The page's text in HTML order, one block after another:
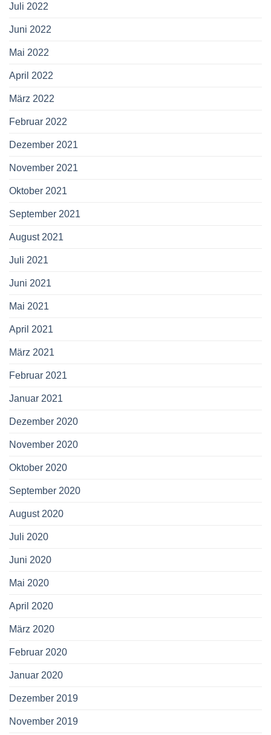
Juli 2022
Juni 2022
Mai 2022
April 2022
März 2022
Februar 2022
Dezember 2021
November 2021
Oktober 2021
September 2021
August 2021
Juli 2021
Juni 2021
Mai 2021
April 2021
März 2021
Februar 2021
Januar 2021
Dezember 2020
November 2020
Oktober 2020
September 2020
August 2020
Juli 2020
Juni 2020
Mai 2020
April 2020
März 2020
Februar 2020
Januar 2020
Dezember 2019
November 2019